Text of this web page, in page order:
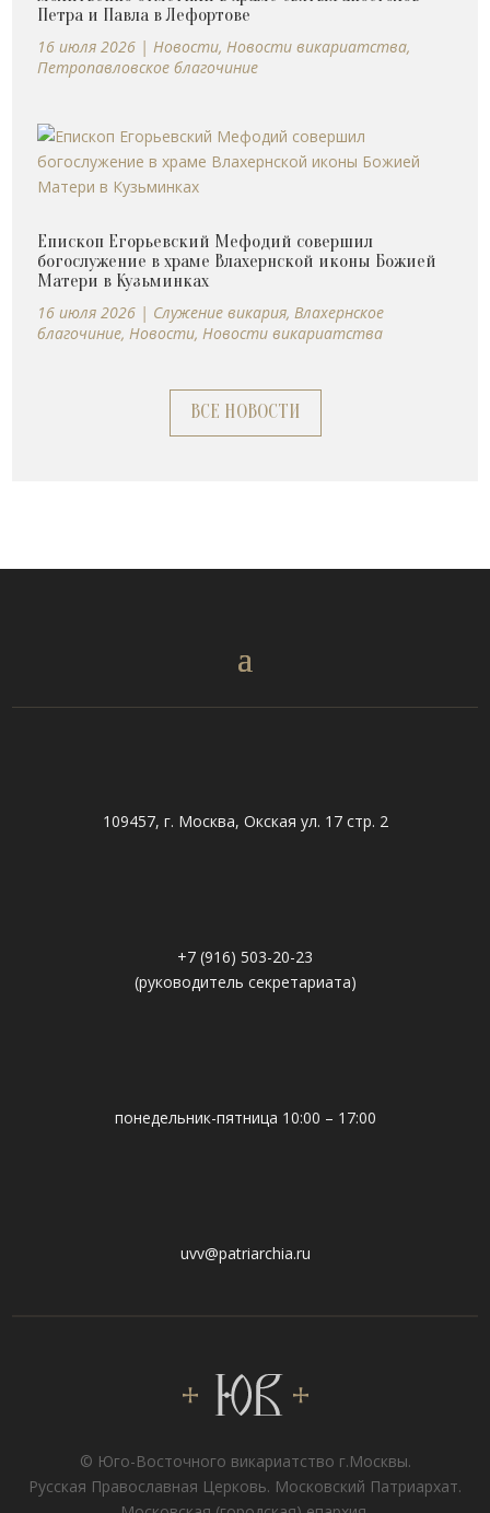
Петра и Павла в Лефортове
16 июля 2026 |Новости,Новости викариатства,
Петропавловское благочиние
Епископ Егорьевский Мефодий совершил
богослужение в храме Влахернской иконы Божией
Матери в Кузьминках
16 июля 2026 | Cлужение викария,Влахернское
благочиние,Новости,Новости викариатства
ВСЕ НОВОСТИ
109457, г. Москва, Окская ул. 17 стр. 2
+7 (916) 503-20-23
(руководитель секретариата)
понедельник-пятница 10:00 – 17:00
uvv@patriarchia.ru
© Юго-Восточного викариатствo г.Москвы.
Русская Православная Церковь. Московский Патриархат.